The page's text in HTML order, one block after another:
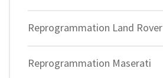
Reprogrammation Land Rover
Reprogrammation Maserati